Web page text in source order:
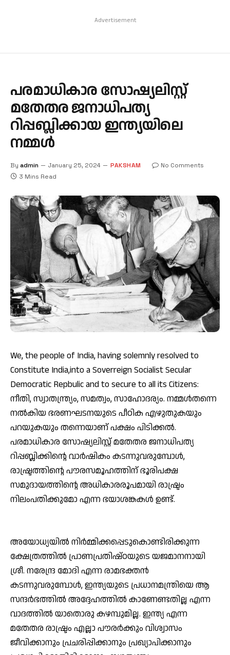
Advertisement
പരമാധികാര സോഷ്യലിസ്റ്റ്
മതേതര ജനാധിപത്യ
റിപ്പബ്ലിക്കായ ഇന്ത്യയിലെ
നമ്മള്‍
By admin January 25, 2024 PAKSHAM
No Comments
3 Mins Read
We, the people of India, having solemnly resolved to
Constitute India,into a Soverreign Socialist Secular
Democratic Repbulic and to secure to all its Citizens:
നീതി, സ്വാതന്ത്ര്യം, സമത്വം, സാഹോദര്യം. നമ്മള്‍തന്നെ
നല്‍കിയ ഭരണഘടനയുടെ പീഠിക എഴുതുകയും
പറയുകയും തന്നെയാണ് പക്ഷം പിടിക്കല്‍.
പരമാധികാര സോഷ്യലിസ്റ്റ് മതേതര ജനാധിപത്യ
റിപ്പബ്ലിക്കിന്റെ വാര്‍ഷികം കടന്നുവരുമ്പോള്‍,
രാഷ്ട്രത്തിന്റെ പൗരസമൂഹത്തിന് ഭൂരിപക്ഷ
സമുദായത്തിന്റെ അധികാരരൂപമായി രാഷ്ട്രം
നിലംപതിക്കുമോ എന്ന ഭയാശങ്കകള്‍ ഉണ്ട്.
അയോധ്യയില്‍ നിര്‍മ്മിക്കപ്പെടുകൊണ്ടിരിക്കുന്ന
ക്ഷേത്രത്തില്‍ പ്രാണപ്രതിഷ്ഠയുടെ യജമാനനായി
ശ്രീ. നരേന്ദ്ര മോദി എന്ന രാമഭക്തന്‍
കടന്നുവരുമ്പോള്‍, ഇന്ത്യയുടെ പ്രധാനമന്ത്രിയെ ആ
സന്ദര്‍ഭത്തില്‍ അദ്ദേഹത്തില്‍ കാണേണ്ടതില്ല എന്ന
വാദത്തില്‍ യാതൊരു കഴമ്പുമില്ല. ഇന്ത്യ എന്ന
മതേതര രാഷ്ട്രം എല്ലാ പൗരര്‍ക്കും വിശ്വാസം
ജീവിക്കാനും പ്രചരിപ്പിക്കാനും പ്രഖ്യാപിക്കാനും